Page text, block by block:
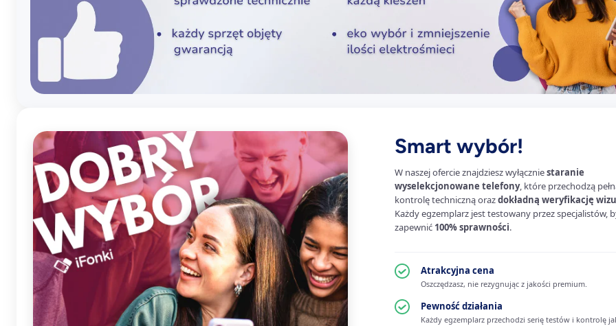
Smart wybór!
W naszej ofercie znajdziesz wyłączniestaranie
wyselekcjonowane telefony, które przechodzą
kontrolę techniczną orazdokładną weryfikację
Każdy egzemplarz jest testowany przez specjalistów,
zapewnić 100% sprawności.
Atrakcyjna cena
Oszczędzasz, nie rezygnując z jakości premium.
Pewność działania
Każdy egzemplarz przechodzi serię testów i kontrolę